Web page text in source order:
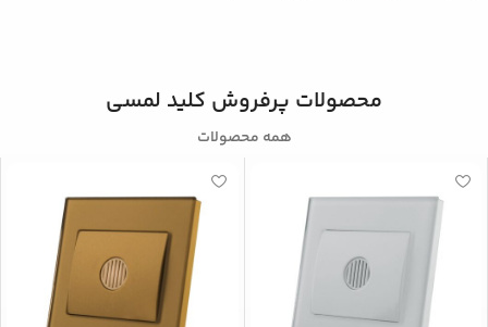
محصولات پرفروش کلید لمسی
همه محصولات